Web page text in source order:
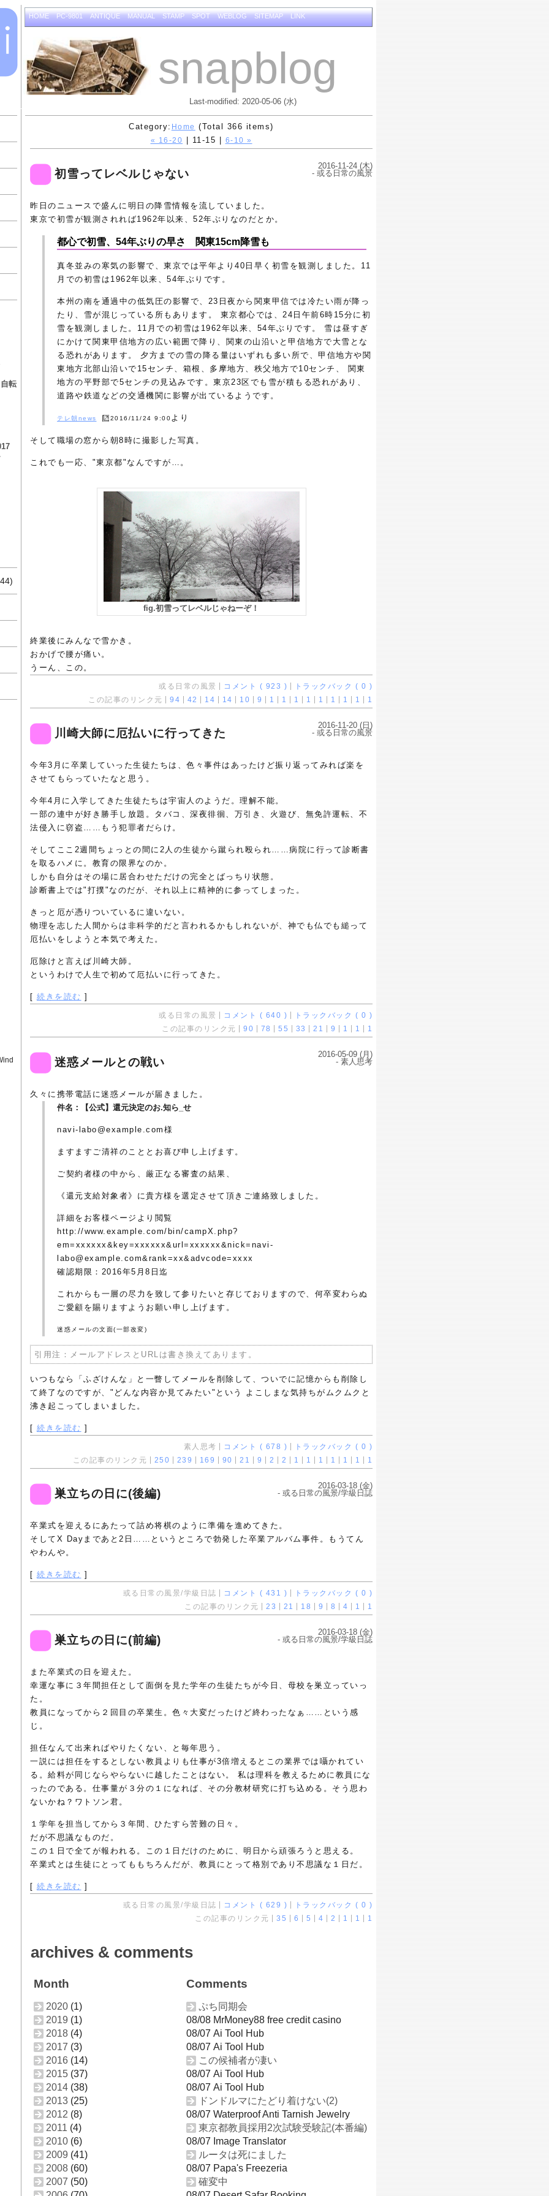
HOME PC-9801 ANTIQUE MANUAL STAMP SPOT WEBLOG SITEMAP LINK
snapblog
Last-modified: 2020-05-06 (水)
転
Category: Home (Total 366 items)
« 16-20 | 11-15 | 6-10 »
初雪ってレベルじゃない
2016-11-24 (木)
- 或る日常の風景
昨日のニュースで盛んに明日の降雪情報を流していました。
東京で初雪が観測されれば1962年以来、52年ぶりなのだとか。
都心で初雪、54年ぶりの早さ 関東15cm降雪も
真冬並みの寒気の影響で、東京では平年より40日早く初雪を観測しました。11
月での初雪は1962年以来、54年ぶりです。
本州の南を通過中の低気圧の影響で、23日夜から関東甲信では冷たい雨が降っ
たり、雪が混じっている所もあります。 東京都心では、24日午前6時15分に初
雪を観測しました。11月での初雪は1962年以来、54年ぶりです。 雪は昼すぎ
にかけて関東甲信地方の広い範囲で降り、関東の山沿いと甲信地方で大雪とな
る恐れがあります。 夕方までの雪の降る量はいずれも多い所で、甲信地方や関
東地方北部山沿いで15センチ、箱根、多摩地方、秩父地方で10センチ、 関東
地方の平野部で5センチの見込みです。東京23区でも雪が積もる恐れがあり、
道路や鉄道などの交通機関に影響が出ているようです。
テレ朝news 2016/11/24 9:00より
そして職場の窓から朝8時に撮影した写真。
これでも一応、"東京都"なんですが…。
fig.初雪ってレベルじゃねーぞ！
終業後にみんなで雪かき。
おかげで腰が痛い。
うーん、この。
或る日常の風景 コメント ( 923 )
トラックバック ( 0 )
この記事のリンク元
94 42 14 14 10 9 1 1 1 1 1 1 1 1 1
川崎大師に厄払いに行ってきた
2016-11-20 (日)
- 或る日常の風景
今年3月に卒業していった生徒たちは、色々事件はあったけど振り返ってみれば楽を
させてもらっていたなと思う。
今年4月に入学してきた生徒たちは宇宙人のようだ。理解不能。
一部の連中が好き勝手し放題。タバコ、深夜徘徊、万引き、火遊び、無免許運転、不
法侵入に窃盗……もう犯罪者だらけ。
そしてここ2週間ちょっとの間に2人の生徒から蹴られ殴られ……病院に行って診断書
を取るハメに。教育の限界なのか。
しかも自分はその場に居合わせただけの完全とばっちり状態。
診断書上では"打撲"なのだが、それ以上に精神的に参ってしまった。
きっと厄が憑りついているに違いない。
物理を志した人間からは非科学的だと言われるかもしれないが、神でも仏でも縋って
厄払いをしようと本気で考えた。
厄除けと言えば川崎大師。
というわけで人生で初めて厄払いに行ってきた。
[ 続きを読む ]
或る日常の風景 コメント ( 640 )
トラックバック ( 0 )
この記事のリンク元
90 78 55 33 21 9 1 1 1
迷惑メールとの戦い
2016-05-09 (月)
- 素人思考
久々に携帯電話に迷惑メールが届きました。
件名：【公式】還元決定のお.知ら_せ
navi-labo@example.com様
ますますご清祥のこととお喜び申し上げます。
ご契約者様の中から、厳正なる審査の結果、
《還元支給対象者》に貴方様を選定させて頂きご連絡致しました。
詳細をお客様ページより閲覧
http://www.example.com/bin/campX.php?
em=xxxxxx&key=xxxxxx&url=xxxxxx&nick=navi-
labo@example.com&rank=xx&advcode=xxxx
確認期限：2016年5月8日迄
これからも一層の尽力を致して参りたいと存じておりますので、何卒変わらぬ
ご愛顧を賜りますようお願い申し上げます。
迷惑メールの文面(一部改変)
引用注：メールアドレスとURLは書き換えてあります。
いつもなら「ふざけんな」と一瞥してメールを削除して、ついでに記憶からも削除し
て終了なのですが、"どんな内容か見てみたい"という よこしまな気持ちがムクムクと
沸き起こってしまいました。
[ 続きを読む ]
素人思考 コメント ( 678 )
トラックバック ( 0 )
この記事のリンク元
250 239 169 90 21 9 2 2 1 1 1 1 1 1 1
巣立ちの日に(後編)
2016-03-18 (金)
- 或る日常の風景/学級日誌
卒業式を迎えるにあたって詰め将棋のように準備を進めてきた。
そしてX Dayまであと2日……というところで勃発した卒業アルバム事件。もうてん
やわんや。
[ 続きを読む ]
或る日常の風景/学級日誌 コメント ( 431 )
トラックバック ( 0 )
この記事のリンク元
23 21 18 9 8 4 1 1
巣立ちの日に(前編)
2016-03-18 (金)
- 或る日常の風景/学級日誌
また卒業式の日を迎えた。
幸運な事に３年間担任として面倒を見た学年の生徒たちが今日、母校を巣立っていっ
た。
教員になってから２回目の卒業生。色々大変だったけど終わったなぁ……という感
じ。
担任なんて出来ればやりたくない、と毎年思う。
一説には担任をするとしない教員よりも仕事が3倍増えるとこの業界では囁かれてい
る。給料が同じならやらないに越したことはない。 私は理科を教えるために教員にな
ったのである。仕事量が３分の１になれば、その分教材研究に打ち込める。そう思わ
ないかね？ワトソン君。
１学年を担当してから３年間、ひたすら苦難の日々。
だが不思議なものだ。
この１日で全てが報われる。この１日だけのために、明日から頑張ろうと思える。
卒業式とは生徒にとってももちろんだが、教員にとって格別であり不思議な１日だ。
[ 続きを読む ]
或る日常の風景/学級日誌 コメント ( 629 )
トラックバック ( 0 )
この記事のリンク元
35 6 5 4 2 1 1 1
archives & comments
Month
2020 (1)
2019 (1)
2018 (4)
2017 (3)
2016 (14)
2015 (37)
2014 (38)
2013 (25)
2012 (8)
2011 (4)
2010 (6)
2009 (41)
2008 (60)
2007 (50)
Comments
ぷち同期会
08/08 MrMoney88 free credit casino
08/07 Ai Tool Hub
08/07 Ai Tool Hub
この候補者が凄い
08/07 Ai Tool Hub
08/07 Ai Tool Hub
ドンドルマにたどり着けない(2)
08/07 Waterproof Anti Tarnish Jewelry
東京都教員採用2次試験受験記(本番編)
08/07 Image Translator
ルータは死にました
08/07 Papa's Freezeria
確変中